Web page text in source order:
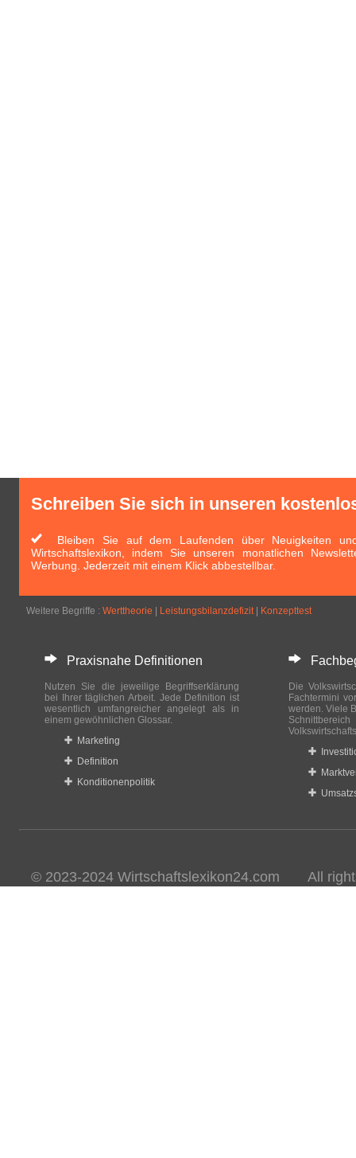
Schreiben Sie sich in unseren
Bleiben Sie auf dem Laufenden über Neuigkeiten
Wirtschaftslexikon, indem Sie unseren monatlichen
Werbung. Jederzeit mit einem Klick abbestellbar.
Weitere Begriffe : Werttheorie Leistungsbilanzdefizit| Konzepttest
Praxisnahe Definitionen
Nutzen Sie die jeweilige Begriffserklärung
bei Ihrer täglichen Arbeit. Jede Definition ist
wesentlich umfangreicher angelegt als in
einem gewöhnlichen Glossar.
Marketing
Definition
Konditionenpolitik
Die
Fachtermini
werden. Viele
© 2023-2024 Wirtschaftslexikon24.com All